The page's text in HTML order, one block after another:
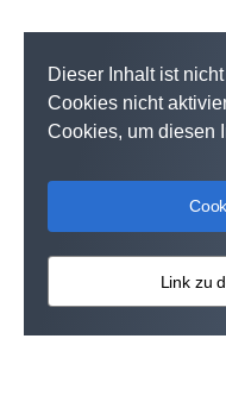
Dieser Inhalt ist
Cookies nicht
Cookies, um diesen
Link zu